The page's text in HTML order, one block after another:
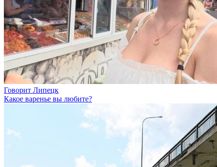
Говорит Липецк
Какое варенье вы любите?